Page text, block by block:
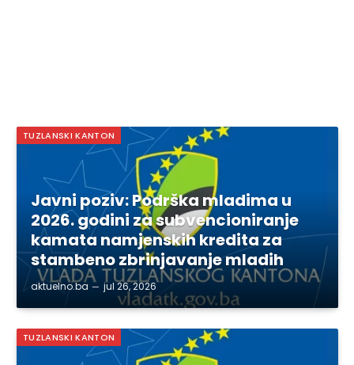
TUZLANSKI KANTON
Javni poziv: Podrška mladima u
2026. godini za subvencioniranje
kamata namjenskih kredita za
stambeno zbrinjavanje mladih
aktuelno.ba jul 26, 2026
TUZLANSKI KANTON